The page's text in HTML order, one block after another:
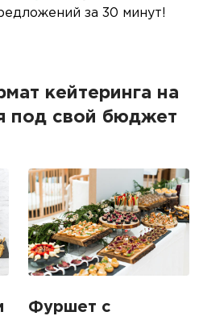
за 30 минут!
кейтеринга на
под свой бюджет
Фуршет с